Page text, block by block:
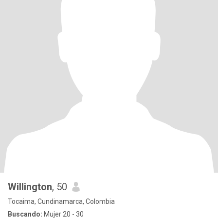
Willington, 50
Tocaima, Cundinamarca, Colombia
Buscando: Mujer 20 - 30